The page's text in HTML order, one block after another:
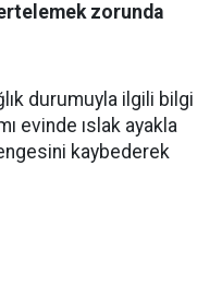
zorunda
durumuyla ilgili bilgi
evinde ıslak ayakla
kaybederek